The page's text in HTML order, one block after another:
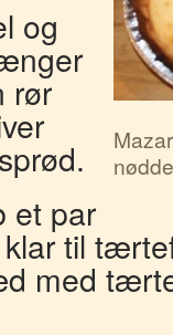
og
rør
et par
til
med